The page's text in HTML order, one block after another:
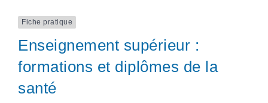
Fiche pratique
Enseignement supérieur :
formations et diplômes de la
santé